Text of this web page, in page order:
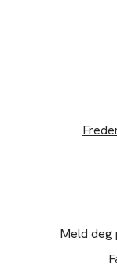
Meld deg